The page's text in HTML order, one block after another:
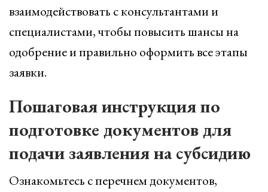
взаимодействовать с консультантами и
специалистами, чтобы повысить шансы на
одобрение и правильно оформить все этапы
заявки.
Пошаговая инструкция по
подготовке документов для
подачи заявления на субсидию
Ознакомьтесь с перечнем документов,